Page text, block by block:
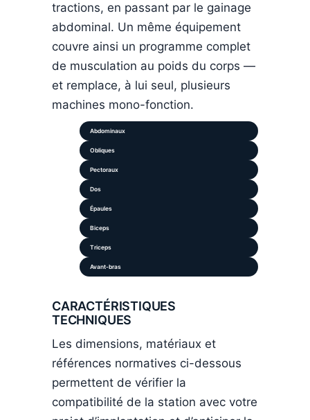
tractions, en passant par le gainage
abdominal. Un même équipement
couvre ainsi un programme complet
de musculation au poids du corps —
et remplace, à lui seul, plusieurs
machines mono-fonction.
Abdominaux
Obliques
Pectoraux
Dos
Épaules
Biceps
Triceps
Avant-bras
CARACTÉRISTIQUES
TECHNIQUES
Les dimensions, matériaux et
références normatives ci-dessous
permettent de vérifier la
compatibilité de la station avec votre